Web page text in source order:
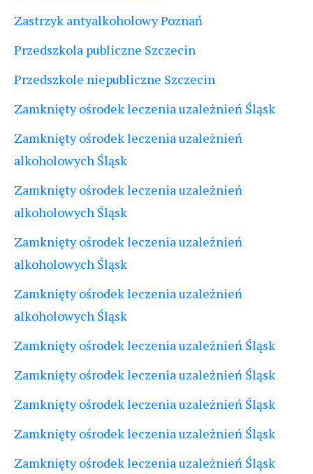
Zastrzyk antyalkoholowy Poznań
Przedszkola publiczne Szczecin
Przedszkole niepubliczne Szczecin
Zamknięty ośrodek leczenia uzależnień Śląsk
Zamknięty ośrodek leczenia uzależnień
alkoholowych Śląsk
Zamknięty ośrodek leczenia uzależnień
alkoholowych Śląsk
Zamknięty ośrodek leczenia uzależnień
alkoholowych Śląsk
Zamknięty ośrodek leczenia uzależnień
alkoholowych Śląsk
Zamknięty ośrodek leczenia uzależnień Śląsk
Zamknięty ośrodek leczenia uzależnień Śląsk
Zamknięty ośrodek leczenia uzależnień Śląsk
Zamknięty ośrodek leczenia uzależnień Śląsk
Zamknięty ośrodek leczenia uzależnień Śląsk